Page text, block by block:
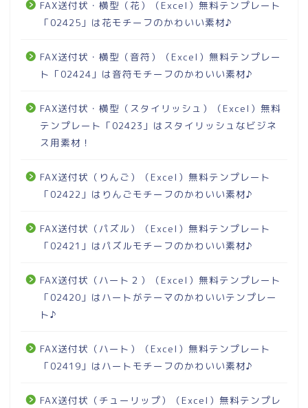
FAX送付状・横型（花）（Excel）無料テンプレート
「02425」は花モチーフのかわいい素材♪
FAX送付状・横型（音符）（Excel）無料テンプレー
ト「02424」は音符モチーフのかわいい素材♪
FAX送付状・横型（スタイリッシュ）（Excel）無料
テンプレート「02423」はスタイリッシュなビジネ
ス用素材！
FAX送付状（りんご）（Excel）無料テンプレート
「02422」はりんごモチーフのかわいい素材♪
FAX送付状（パズル）（Excel）無料テンプレート
「02421」はパズルモチーフのかわいい素材♪
FAX送付状（ハート２）（Excel）無料テンプレート
「02420」はハートがテーマのかわいいテンプレー
ト♪
FAX送付状（ハート）（Excel）無料テンプレート
「02419」はハートモチーフのかわいい素材♪
FAX送付状（チューリップ）（Excel）無料テンプレ